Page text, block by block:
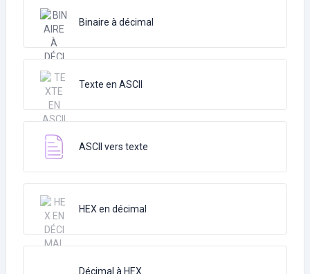
Binaire à décimal
Texte en ASCII
ASCII vers texte
HEX en décimal
Décimal à HEX